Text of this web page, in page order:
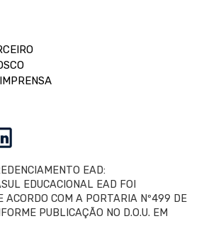
EAD:
EDUCACIONAL EAD FOI
ACORDO COM A PORTARIA Nº499 DE
PUBLICAÇÃO NO D.O.U. EM